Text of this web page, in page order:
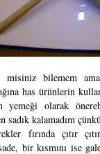
misiniz bilemem
has ürünlerin
yemeği olarak
sadık kalamadım
fırında çıtır
bir kısmını ise